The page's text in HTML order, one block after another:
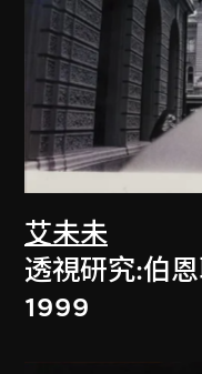
艾未未
透視研究:伯
1999